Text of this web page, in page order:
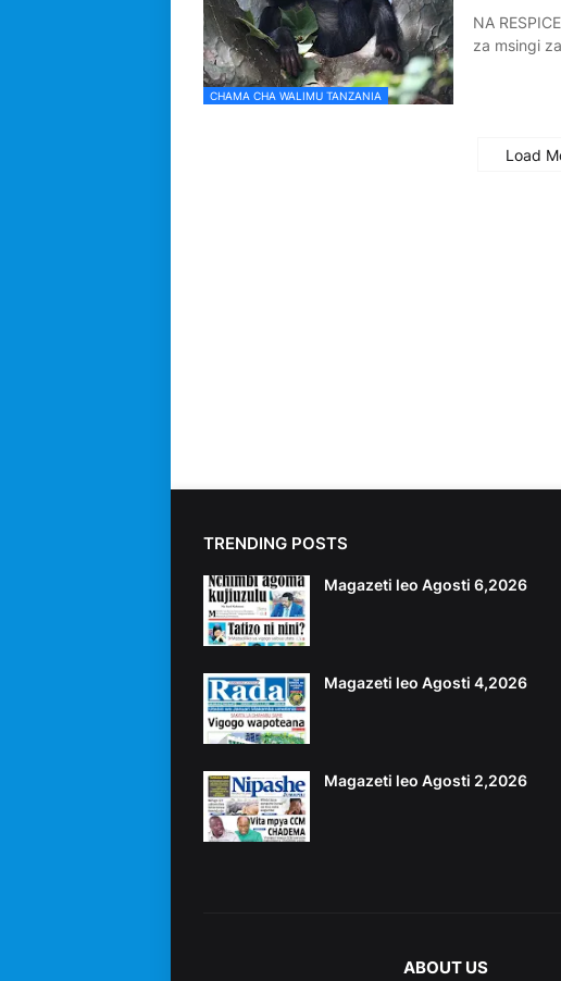
CHAMA CHA WALIMU TANZANIA
NA
za msingi
Load
TRENDING POSTS
Magazeti leo Agosti 6,2026
Magazeti leo Agosti 4,2026
Magazeti leo Agosti 2,2026
ABOUT US